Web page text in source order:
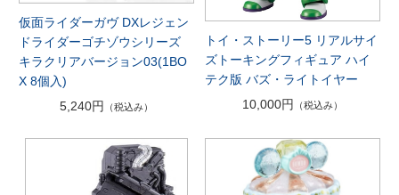
仮面ライダーガヴ DXレジェン
ドライダーゴチゾウシリーズ
キラクリアバージョン03(1BO
X 8個入)
5,240円
（税込み）
トイ・ストーリー5 リアルサイ
ズトーキングフィギュア ハイ
テク版 バズ・ライトイヤー
10,000円
（税込み）